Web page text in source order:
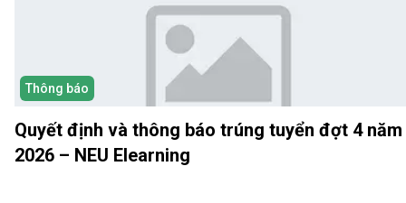
Thông báo
Quyết định và thông báo trúng tuyển đợt 4 năm
2026 – NEU Elearning